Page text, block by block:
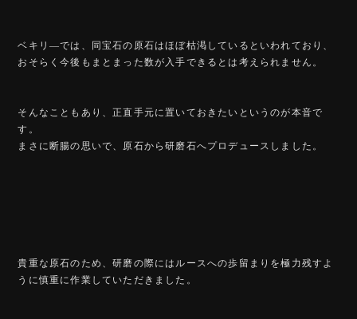
ベキリ―では、同宝石の原石はほぼ枯渇しているといわれており、
おそらく今後もまとまった数が入手できるとは考えられません。
そんなこともあり、正直手元に置いておきたいというのが本音で
す。
まさに断腸の思いで、原石から研磨石へプロデュースしました。
貴重な原石のため、研磨の際にはルースへの歩留まりを極力残すよ
うに慎重に作業していただきました。